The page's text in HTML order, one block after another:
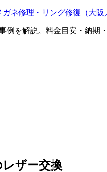
ネ修理・リング修復（大阪
を解説。料金目安・納期
ザー交換